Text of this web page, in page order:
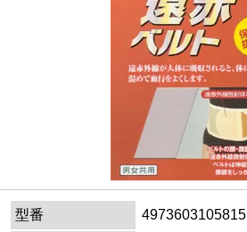
型番
4973603105815